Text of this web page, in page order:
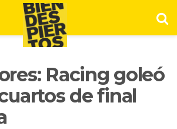
Racing goleó
de final